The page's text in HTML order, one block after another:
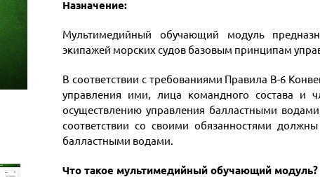
Назначение:
Мультимедийный обучающий модуль
экипажей морских судов базовым принципам
В соответствии с требованиями Правила B-6
управления ими, лица командного состава и
осуществлению управления балластными
соответствии со своими обязанностями
балластными водами.
Что такое мультимедийный обучающий модуль?